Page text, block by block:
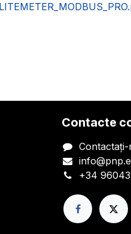
Contacte
Contactați-
+34